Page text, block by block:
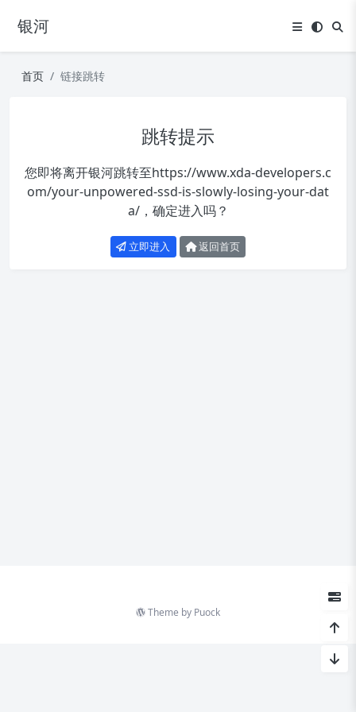
银河
首页 链接跳转
跳转提示
您即将离开银河跳转至https://www.xda-developers.c
om/your-unpowered-ssd-is-slowly-losing-your-dat
a/，确定进入吗？
立即进入 返回首页
Theme by Puock